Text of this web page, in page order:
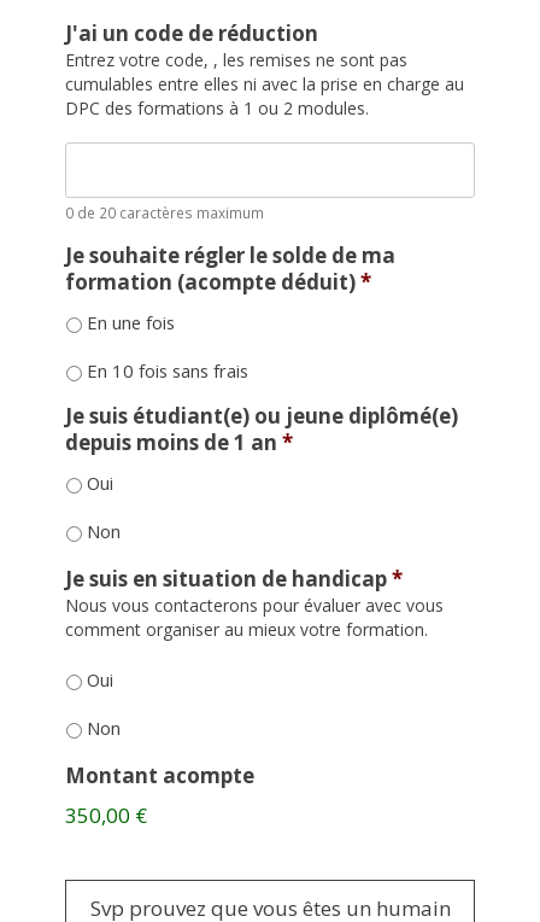
J'ai un code de réduction
Entrez votre code, , les remises ne sont pas
cumulables entre elles ni avec la prise en charge au
DPC des formations à 1 ou 2 modules.
0 de 20 caractères maximum
Je souhaite régler le solde de ma
formation (acompte déduit)*
En une fois
En 10 fois sans frais
Je suis étudiant(e) ou jeune diplômé(e)
depuis moins de 1 an *
Oui
Non
Je suis en situation de handicap*
Nous vous contacterons pour évaluer avec vous
comment organiser au mieux votre formation.
Oui
Non
Montant acompte
350,00 €
Svp prouvez que vous êtes un humain